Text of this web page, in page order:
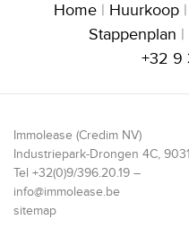
Home | Huurkoop |
Stappenplan |
+32 9
Immolease (Credim NV)
Industriepark-Drongen 4C,
Tel +32(0)9/396.20.19 –
info@immolease.be
sitemap